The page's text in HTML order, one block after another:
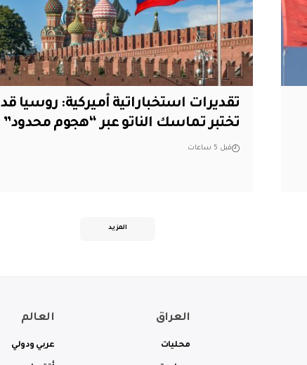
تقديرات استخباراتية أميركية: روسيا قد
تختبر تماسك الناتو عبر “هجوم محدود”
قبل 5 ساعات
المزيد
العراق
محليات
العالم
عربي ودولي